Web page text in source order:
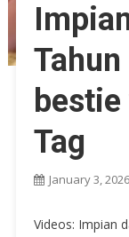
Tag
January 3, 2026
Videos: Impian